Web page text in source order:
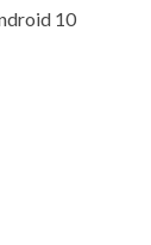
10